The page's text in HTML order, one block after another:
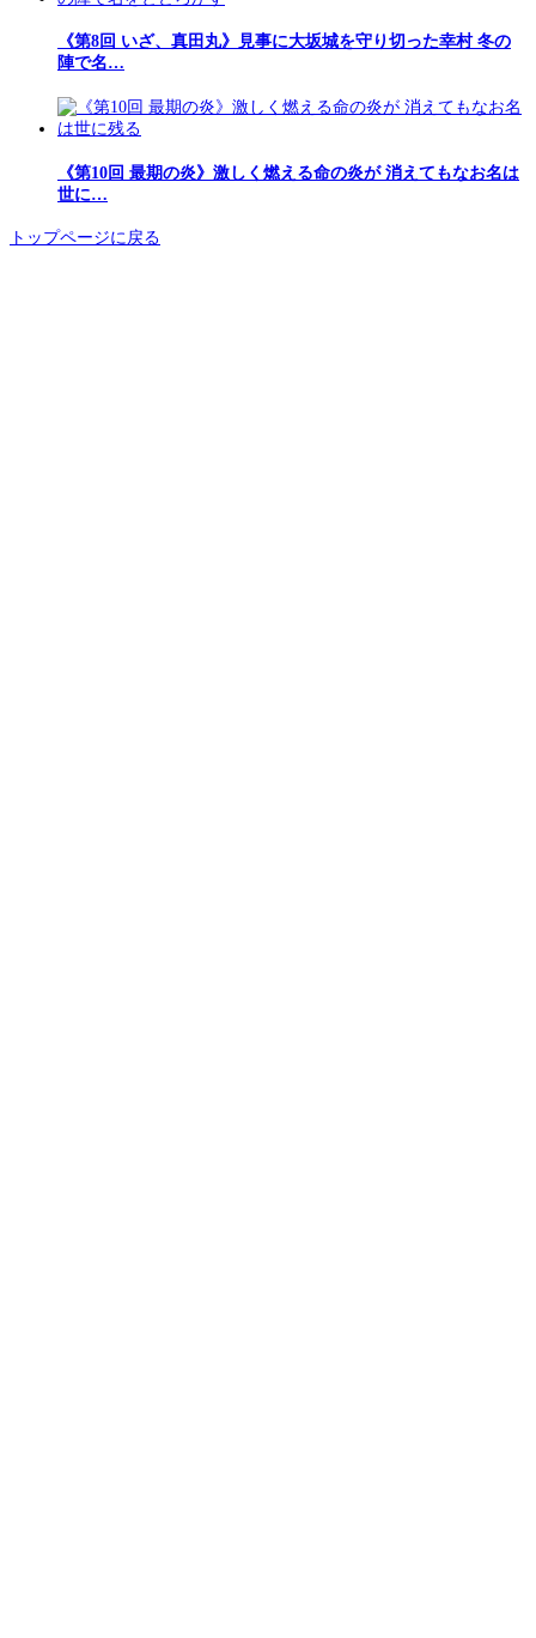
《第8回 いざ、真田丸》見事に大坂城を守り切った幸村 冬の
陣で名…
《第10回 最期の炎》激しく燃える命の炎が 消えてもなお名は
世に…
トップページに戻る